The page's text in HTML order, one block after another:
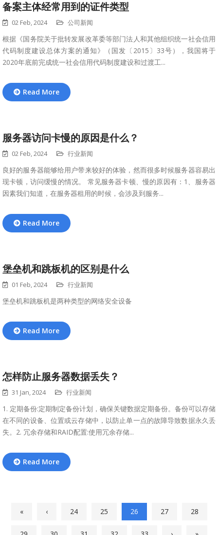
备案主体经常用到的证件类型
02 Feb, 2024 公司新闻
根据《国务院关于批转发展改革委等部门法人和其他组织统一社会信用
代码制度建设总体方案的通知》（国发〔2015〕33号），我国将于
2020年底前完成统一社会信用代码制度建设和过渡工...
Read More
服务器访问卡慢的原因是什么？
02 Feb, 2024 行业新闻
良好的服务器能够给用户带来较好的体验，然而很多时候服务器容易出
现卡顿，访问缓慢的情况。 常见服务器卡顿、慢的原因有：1、服务器
因素我们知道，在服务器租用的时候，会涉及到服务...
Read More
堡垒机和跳板机的区别是什么
01 Feb, 2024 行业新闻
堡垒机和跳板机是两种类型的网络安全设备
Read More
怎样防止服务器数据丢失？
31 Jan, 2024 行业新闻
1. 定期备份:定期制定备份计划，确保关键数据定期备份。备份可以存储
在不同的设备、位置或云存储中，以防止单一点的故障导致数据永久丢
失。2. 冗余存储和RAID配置:使用冗余存储...
Read More
« ‹ 24 25 26 27 28